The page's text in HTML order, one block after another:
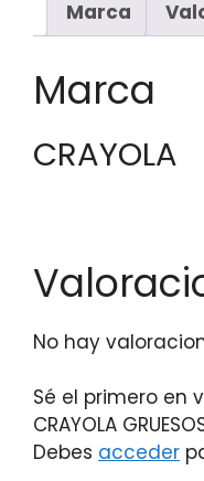
Marca
Marca
CRAYOLA
No hay
Sé el primero en
CRAYOLA
Debes acceder